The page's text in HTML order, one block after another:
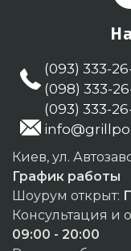
(093) 333-
(098) 333-
(093) 333-
Киев, ул.
График работы
Шоурум открыт:
Консультация и
09:00 - 20:00